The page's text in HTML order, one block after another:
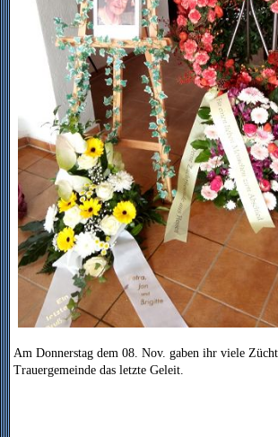
Am Donnerstag dem 08. Nov. gaben ihr viele
Trauergemeinde das letzte Geleit.